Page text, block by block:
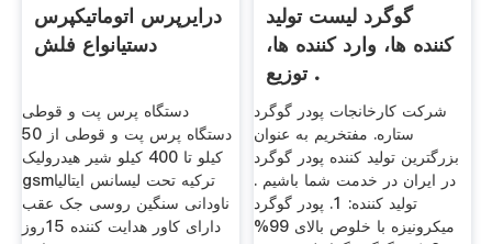
درایرپرس اتوماتیکپرس
دستیانواع فلش
دستگاه پرس پت و قوطی
دستگاه پرس پت و قوطی از 50
کیلو تا 400 کیلو شیر هیدرولیک
gsmترکیه تحت لیسانس ایتالیا
ناودانی سنگین روسی جک عقب
دارای کاور هدایت کننده 15روز
گوگرد لیست تولید
کننده ها، وارد کننده ها،
توزیع .
شرکت کارخانجات پودر گوگرد
ستاره. مفتخریم به عنوان
بزرگترین تولید کننده پودر گوگرد
در ایران در خدمت شما باشیم .
تولید کننده: 1. پودر گوگرد
میکرونیزه با خلوص بالای 99%